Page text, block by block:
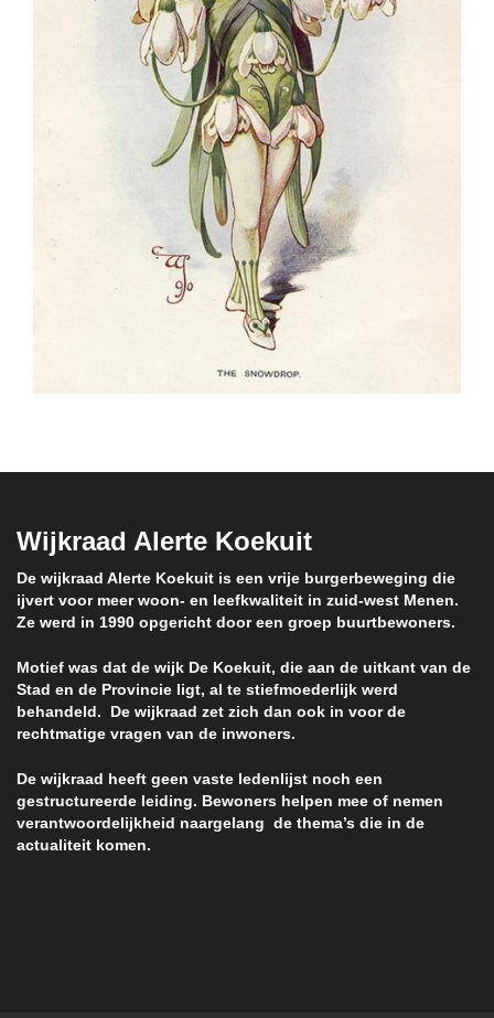
Wijkraad Alerte Koekuit
De wijkraad Alerte Koekuit is een vrije burgerbeweging die
ijvert voor meer woon- en leefkwaliteit in zuid-west Menen.
Ze werd in 1990 opgericht door een groep buurtbewoners.
Motief was dat de wijk De Koekuit, die aan de uitkant van de
Stad en de Provincie ligt, al te stiefmoederlijk werd
behandeld. De wijkraad zet zich dan ook in voor de
rechtmatige vragen van de inwoners.
De wijkraad heeft geen vaste ledenlijst noch een
gestructureerde leiding. Bewoners helpen mee of nemen
verantwoordelijkheid naargelang de thema’s die in de
actualiteit komen.